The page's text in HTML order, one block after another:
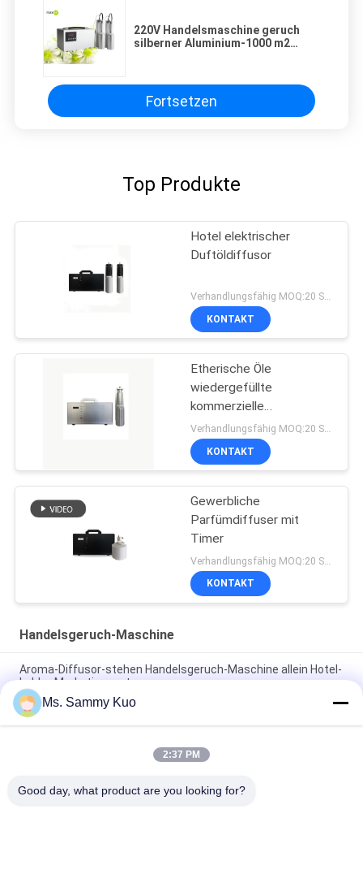
220V Handelsmaschine geruch
silberner Aluminium-1000 m2
Fortsetzen
Top Produkte
Hotel elektrischer
Duftöldiffusor
KONTAKT
Etherische Öle
wiedergefüllte
kommerzielle
Duftmaschine
KONTAKT
Gewerbliche
Parfümdiffuser mit
Timer
KONTAKT
Handelsgeruch-Maschine
Aroma-Diffusor-stehen Handelsgeruch-Maschine allein Hotel-
Lobby-Marketingsystem
HVAC-Handelsgeruch-Maschine eingebauter Entwurf des
Mikroreglers 150ml kleiner luxuriöser
Wand des Weißmetalls 500ml besteigbar mit Verschluss
Ms. Sammy Kuo
2:37 PM
Good day, what product are you looking for?